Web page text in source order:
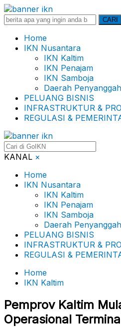
Search
CARI
Home
IKN Nusantara
IKN Kaltim
IKN Penajam
IKN Samboja
Daerah Penyanggah
PELUANG BISNIS
INFRASTRUKTUR &
REGULASI &
KANAL ×
Home
IKN Nusantara
IKN Kaltim
IKN Penajam
IKN Samboja
Daerah Penyanggah
PELUANG BISNIS
INFRASTRUKTUR &
REGULASI &
Home
IKN Kaltim
Pemprov Kaltim
Operasional